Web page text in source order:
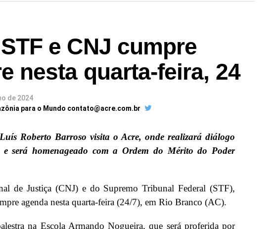
e CNJ cumpre
nesta quarta-feira, 24
de 2024
para o Mundo contato@acre.com.br
Roberto Barroso visita o Acre, onde realizará diálogo
e será homenageado com a Ordem do Mérito do Poder
de Justiça (CNJ) e do Supremo Tribunal Federal (STF),
agenda nesta quarta-feira (24/7), em Rio Branco (AC).
na Escola Armando Nogueira, que será proferida por